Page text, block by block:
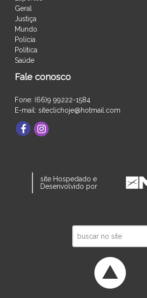
Geral
Justiça
Mundo
Polícia
Política
Saúde
Fale conosco
Fone: (66)9 99222-1584
E-mail: siteclichoje@hotmail.com
site Hospedado e
Desenvolvido por